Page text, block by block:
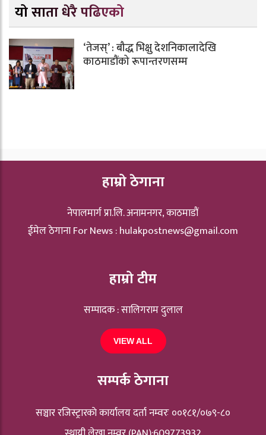
यो साता धेरै पढिएको
‘तेजस्’ : बौद्ध भिक्षु देशनिकालादेखि
काठमाडौंको रूपान्तरणसम्म
हाम्रो ठेगाना
नेपालमार्ग प्रा.लि. अनामनगर, काठमाडौं
ईमेल ठेगाना For News :hulakpostnews@gmail.com
हाम्रो टीम
सम्पादक : सालिगराम दुलाल
VIEW ALL
सम्पर्क ठेगाना
सञ्चार रजिस्ट्रारकाे कार्यालय दर्ता नम्वरः ००१८१/०७९-८०